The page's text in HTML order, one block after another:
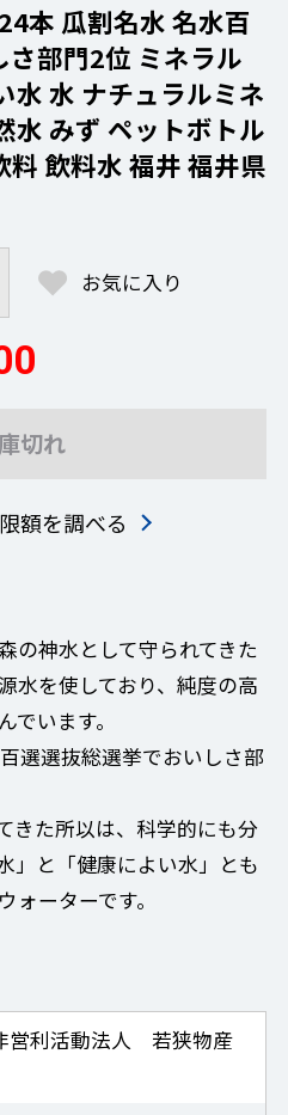
本 瓜割名水 名水百
部門2位 ミネラル
水 水 ナチュラルミネ
水 みず ペットボトル
飲料水 福井 福井県
お気に入り
切れ
額を調べる
の神水として守られてきた
水を使しており、純度の高
います。
選選抜総選挙でおいしさ部
きた所以は、科学的にも分
」と「健康によい水」とも
ォーターです。
営利活動法人 若狭物産